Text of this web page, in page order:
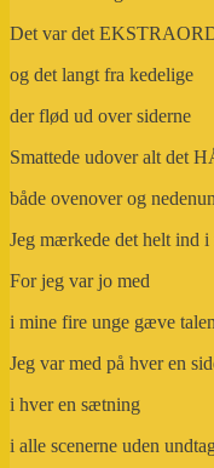
Det var det
og det langt fra kedelige
der flød ud over siderne
Smattede udover alt det
både ovenover og
Jeg mærkede det helt ind
For jeg var jo med
i mine fire unge gæve
Jeg var med på hver en
i hver en sætning
i alle scenerne uden